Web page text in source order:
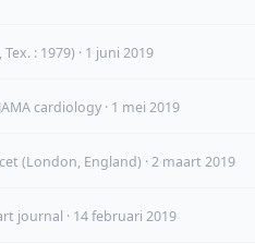
: 1979) · 1 juni 2019
JAMA cardiology · 1 mei 2019
(London, England) · 2 maart 2019
journal · 14 februari 2019